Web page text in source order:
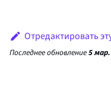
Отредактировать
Последнее обновление5